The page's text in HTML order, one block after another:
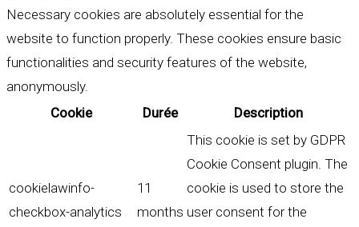
Necessary cookies are absolutely essential for the
website to function properly. These cookies ensure basic
functionalities and security features of the website,
anonymously.
Cookie
Durée Description
cookielawinfo-
checkbox-analytics
11
months
This cookie is set by GDPR
Cookie Consent plugin. The
cookie is used to store the
user consent for the